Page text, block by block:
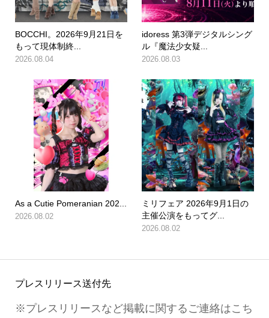
BOCCHI。2026年9月21日を
もって現体制終...
2026.08.04
idoress 第3弾デジタルシング
ル『魔法少女疑...
2026.08.03
As a Cutie Pomeranian 202...
2026.08.02
ミリフェア 2026年9月1日の
主催公演をもってグ...
2026.08.02
プレスリリース送付先
※プレスリリースなど掲載に関するご連絡はこち